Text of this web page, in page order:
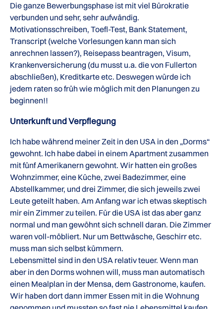
Die ganze Bewerbungsphase ist mit viel Bürokratie
verbunden und sehr, sehr aufwändig.
Motivationsschreiben, Toefl-Test, Bank Statement,
Transcript (welche Vorlesungen kann man sich
anrechnen lassen?), Reisepass beantragen, Visum,
Krankenversicherung (du musst u.a. die von Fullerton
abschließen), Kreditkarte etc. Deswegen würde ich
jedem raten so früh wie möglich mit den Planungen zu
beginnen!!
Unterkunft und Verpflegung
Ich habe während meiner Zeit in den USA in den „Dorms“
gewohnt. Ich habe dabei in einem Apartment zusammen
mit fünf Amerikanern gewohnt. Wir hatten ein großes
Wohnzimmer, eine Küche, zwei Badezimmer, eine
Abstellkammer, und drei Zimmer, die sich jeweils zwei
Leute geteilt haben. Am Anfang war ich etwas skeptisch
mir ein Zimmer zu teilen. Für die USA ist das aber ganz
normal und man gewöhnt sich schnell daran. Die Zimmer
waren voll-möbliert. Nur um Bettwäsche, Geschirr etc.
muss man sich selbst kümmern.
Lebensmittel sind in den USA relativ teuer. Wenn man
aber in den Dorms wohnen will, muss man automatisch
einen Mealplan in der Mensa, dem Gastronome, kaufen.
Wir haben dort dann immer Essen mit in die Wohnung